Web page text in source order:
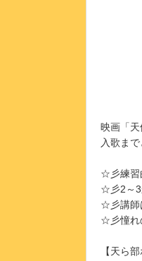
映画「
入歌ま
☆彡練習
☆彡2～3
☆彡講師
☆彡憧れ
【天ら